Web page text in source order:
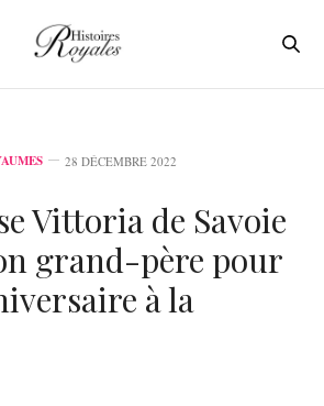
28 DÉCEMBRE 2022
Vittoria de Savoie
grand-père pour
à la